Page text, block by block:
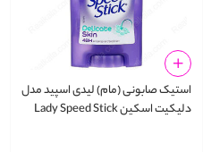
استیک صابونی (مام) لیدی اسپید مدل
دلیکیت اسکین Lady Speed Stick